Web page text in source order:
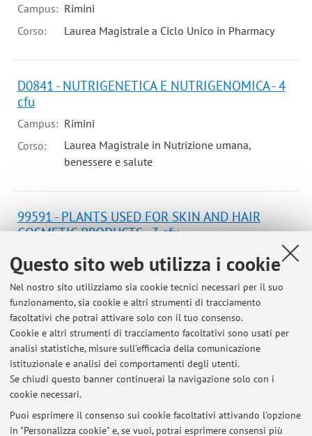
Questo sito web utilizza i cookie
Nel nostro sito utilizziamo sia cookie tecnici necessari per il suo
funzionamento, sia cookie e altri strumenti di tracciamento
facoltativi che potrai attivare solo con il tuo consenso.
Cookie e altri strumenti di tracciamento facoltativi sono usati per
analisi statistiche, misure sull'efficacia della comunicazione
istituzionale e analisi dei comportamenti degli utenti.
Se chiudi questo banner continuerai la navigazione solo con i
cookie necessari.
Puoi esprimere il consenso sui cookie facoltativi attivando l'opzione
in "Personalizza cookie" e, se vuoi, potrai esprimere consensi più
Campus: Rimini
Corso:
Laurea Magistrale a Ciclo Unico in Pharmacy
D0841 - NUTRIGENETICA E NUTRIGENOMICA - 4
cfu
Campus: Rimini
Corso:
Laurea Magistrale in Nutrizione umana,
benessere e salute
99591 - PLANTS USED FOR SKIN AND HAIR
COSMETIC PRODUCTS - 3 cfu
Campus:
Rimini
Corso:
Laurea Magistrale in Advanced Cosmetic
Sciences
Periodo delle lezioni: dal 17 settembre 2026 al 10
dicembre 2026
Orario delle lezioni